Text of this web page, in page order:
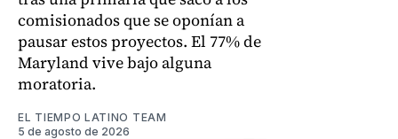
comisionados que se oponían a
pausar estos proyectos. El 77% de
Maryland vive bajo alguna
moratoria.
EL TIEMPO LATINO TEAM
5 de agosto de 2026